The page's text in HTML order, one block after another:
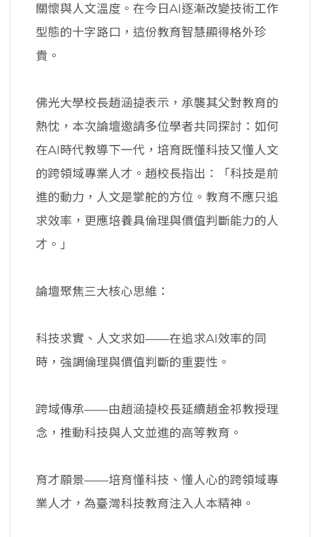
關懷與人文溫度。在今日AI逐漸改變技術工作
型態的十字路口，這份教育智慧顯得格外珍
貴。
佛光大學校長趙涵㨗表示，承襲其父對教育的
熱忱，本次論壇邀請多位學者共同探討：如何
在AI時代教導下一代，培育既懂科技又懂人文
的跨領域專業人才。趙校長指出：「科技是前
進的動力，人文是掌舵的方位。教育不應只追
求效率，更應培養具倫理與價值判斷能力的人
才。」
論壇聚焦三大核心思維：
科技求實、人文求如——在追求AI效率的同
時，強調倫理與價值判斷的重要性。
跨域傳承——由趙涵㨗校長延續趙金祁教授理
念，推動科技與人文並進的高等教育。
育才願景——培育懂科技、懂人心的跨領域專
業人才，為臺灣科技教育注入人本精神。